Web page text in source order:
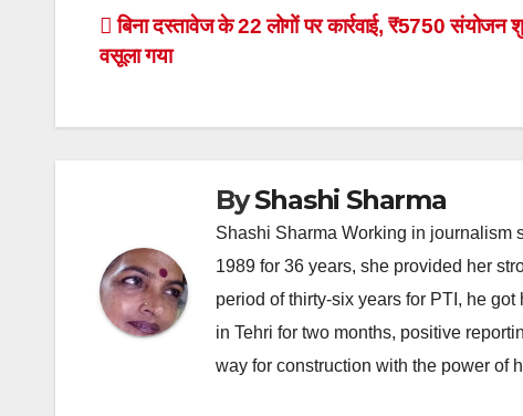
Post
navigation
बिना दस्तावेज के 22 लोगों पर कार्रवाई, ₹5750 संयोजन
वसूला गया
ByShashi Sharma
Shashi Sharma Working in journalism
1989 for 36 years, she provided her
period of thirty-six years for PTI, he
in Tehri for two months, positive
way for construction with the power of